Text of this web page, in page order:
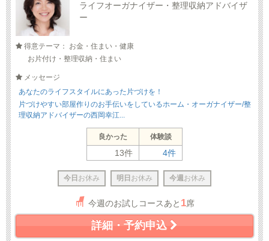
ライフオーガナイザー・整理収納アドバイザ
ー
得意テーマ： お金・住まい・健康
お片付け・整理収納・住まい
メッセージ
あなたのライフスタイルにあった片づけを！
片づけやすい部屋作りのお手伝いをしているホーム・オーガナイザー/整
理収納アドバイザーの西岡幸江...
良かった 体験談
13件 4件
今日 お休み 明日 お休み 今週 お休み
今週のお試しコースあと 1席
詳細・予約申込